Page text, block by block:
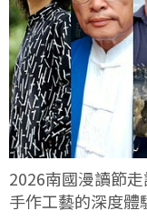
2026南國漫讀節
手作工藝的深度體